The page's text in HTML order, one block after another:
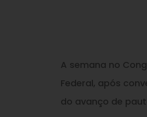
A semana no
Federal, após
do avanço de